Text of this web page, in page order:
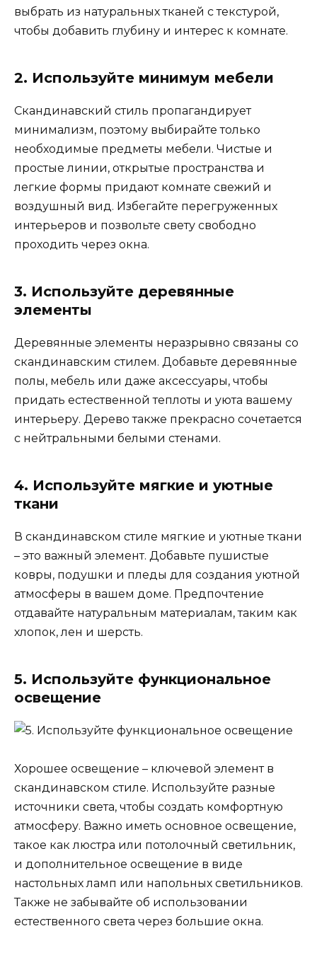
выбрать из натуральных тканей с текстурой,
чтобы добавить глубину и интерес к комнате.
2. Используйте минимум мебели
Скандинавский стиль пропагандирует
минимализм, поэтому выбирайте только
необходимые предметы мебели. Чистые и
простые линии, открытые пространства и
легкие формы придают комнате свежий и
воздушный вид. Избегайте перегруженных
интерьеров и позвольте свету свободно
проходить через окна.
3. Используйте деревянные
элементы
Деревянные элементы неразрывно связаны со
скандинавским стилем. Добавьте деревянные
полы, мебель или даже аксессуары, чтобы
придать естественной теплоты и уюта вашему
интерьеру. Дерево также прекрасно сочетается
с нейтральными белыми стенами.
4. Используйте мягкие и уютные
ткани
В скандинавском стиле мягкие и уютные ткани
– это важный элемент. Добавьте пушистые
ковры, подушки и пледы для создания уютной
атмосферы в вашем доме. Предпочтение
отдавайте натуральным материалам, таким как
хлопок, лен и шерсть.
5. Используйте функциональное
освещение
Хорошее освещение – ключевой элемент в
скандинавском стиле. Используйте разные
источники света, чтобы создать комфортную
атмосферу. Важно иметь основное освещение,
такое как люстра или потолочный светильник,
и дополнительное освещение в виде
настольных ламп или напольных светильников.
Также не забывайте об использовании
естественного света через большие окна.